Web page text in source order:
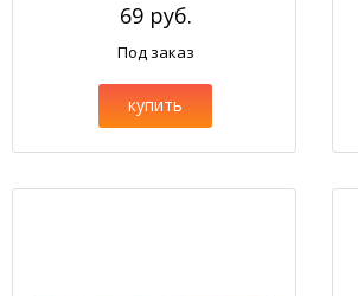
69 руб.
Под заказ
купить